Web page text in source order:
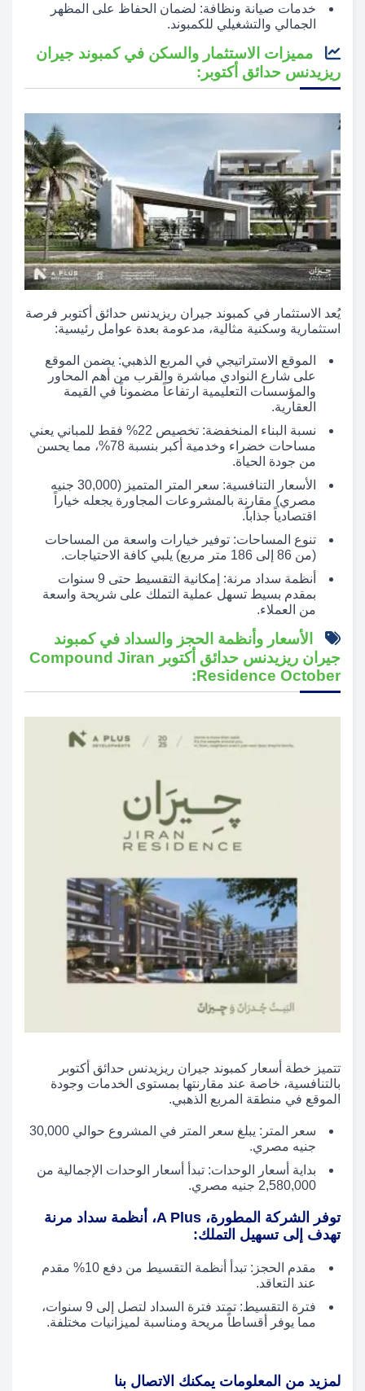
خدمات صيانة ونظافة: لضمان الحفاظ على المظهر
الجمالي والتشغيلي للكمبوند.
مميزات الاستثمار والسكن في كمبوند جيران
ريزيدنس حدائق أكتوبر:
يُعد الاستثمار في كمبوند جيران ريزيدنس حدائق أكتوبر فرصة
استثمارية وسكنية مثالية، مدعومة بعدة عوامل رئيسية:
الموقع الاستراتيجي في المربع الذهبي: يضمن الموقع
على شارع النوادي مباشرة والقرب من أهم المحاور
والمؤسسات التعليمية ارتفاعاً مضموناً في القيمة
العقارية.
نسبة البناء المنخفضة: تخصيص 22% فقط للمباني يعني
مساحات خضراء وخدمية أكبر بنسبة 78%، مما يحسن
من جودة الحياة.
الأسعار التنافسية: سعر المتر المتميز (30,000 جنيه
مصري) مقارنة بالمشروعات المجاورة يجعله خياراً
اقتصادياً جذاباً.
تنوع المساحات: توفير خيارات واسعة من المساحات
(من 86 إلى 186 متر مربع) يلبي كافة الاحتياجات.
أنظمة سداد مرنة: إمكانية التقسيط حتى 9 سنوات
بمقدم بسيط تسهل عملية التملك على شريحة واسعة
من العملاء.
الأسعار وأنظمة الحجز والسداد في كمبوند
جيران ريزيدنس حدائق أكتوبر Compound Jiran
Residence October:
تتميز خطة أسعار كمبوند جيران ريزيدنس حدائق أكتوبر
بالتنافسية، خاصة عند مقارنتها بمستوى الخدمات وجودة
الموقع في منطقة المربع الذهبي.
سعر المتر: يبلغ سعر المتر في المشروع حوالي 30,000
جنيه مصري.
بداية أسعار الوحدات: تبدأ أسعار الوحدات الإجمالية من
2,580,000 جنيه مصري.
توفر الشركة المطورة، A Plus، أنظمة سداد مرنة
تهدف إلى تسهيل التملك:
مقدم الحجز: تبدأ أنظمة التقسيط من دفع 10% مقدم
عند التعاقد.
فترة التقسيط: تمتد فترة السداد لتصل إلى 9 سنوات،
مما يوفر أقساطاً مريحة ومناسبة لميزانيات مختلفة.
لمزيد من المعلومات يمكنك الاتصال بنا